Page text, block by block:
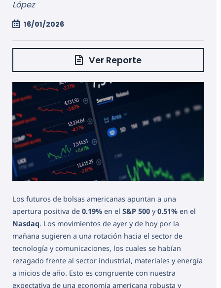
López
16/01/2026
Ver Reporte
Los futuros de bolsas americanas apuntan a una
apertura positiva de 0.19% en el S&P 500 y0.51% en el
Nasdaq. Los movimientos de ayer y de hoy por la
mañana sugieren a una rotación hacia el sector de
tecnología y comunicaciones, los cuales se habían
rezagado frente al sector industrial, materiales y energía
a inicios de año. Esto es congruente con nuestra
expectativa de una economía americana robusta y